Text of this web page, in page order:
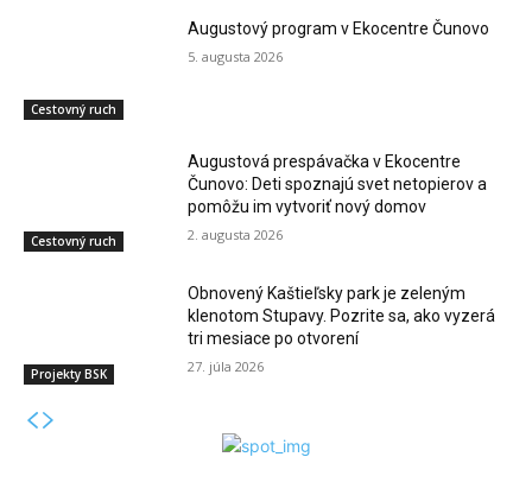
Cestovný ruch
Augustový program v Ekocentre Čunovo
5. augusta 2026
Cestovný ruch
Augustová prespávačka v Ekocentre
Čunovo: Deti spoznajú svet netopierov a
pomôžu im vytvoriť nový domov
2. augusta 2026
Projekty BSK
Obnovený Kaštieľsky park je zeleným
klenotom Stupavy. Pozrite sa, ako vyzerá
tri mesiace po otvorení
27. júla 2026